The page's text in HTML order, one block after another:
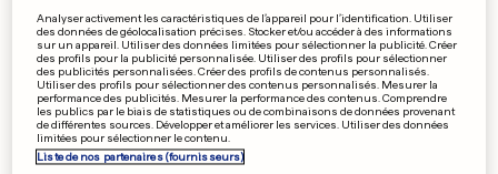
Analyser activement les caractéristiques de l’appareil pour l’identification. Utiliser
des données de géolocalisation précises. Stocker et/ou accéder à des informations
sur un appareil. Utiliser des données limitées pour sélectionner la publicité. Créer
des profils pour la publicité personnalisée. Utiliser des profils pour sélectionner
des publicités personnalisées. Créer des profils de contenus personnalisés.
Utiliser des profils pour sélectionner des contenus personnalisés. Mesurer la
performance des publicités. Mesurer la performance des contenus. Comprendre
les publics par le biais de statistiques ou de combinaisons de données provenant
de différentes sources. Développer et améliorer les services. Utiliser des données
limitées pour sélectionner le contenu.
Liste de nos partenaires (fournisseurs)